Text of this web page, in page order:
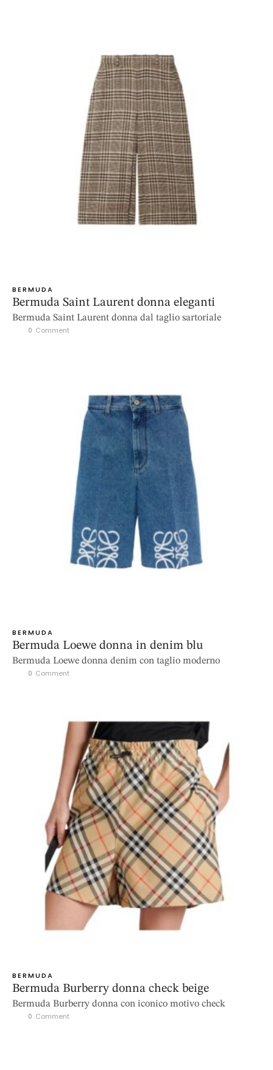
BERMUDA
Bermuda Saint Laurent donna eleganti
Bermuda Saint Laurent donna dal taglio sartoriale
0 Comment
BERMUDA
Bermuda Loewe donna in denim blu
Bermuda Loewe donna denim con taglio moderno
0 Comment
BERMUDA
Bermuda Burberry donna check beige
Bermuda Burberry donna con iconico motivo check
0 Comment